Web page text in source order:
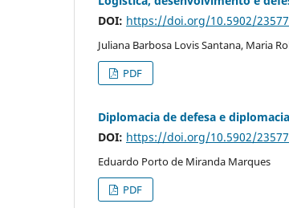
DOI: https://doi.org/10.5902/
Juliana Barbosa Lovis Santana, Maria
PDF
Diplomacia de defesa e
DOI: https://doi.org/10.5902/
Eduardo Porto de Miranda Marques
PDF